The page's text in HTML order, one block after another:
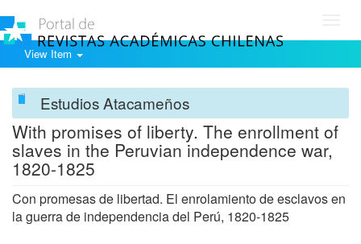
View Item
Estudios Atacameños
With promises of liberty. The enrollment of
slaves in the Peruvian independence war,
1820-1825
Con promesas de libertad. El enrolamiento de esclavos en
la guerra de independencia del Perú, 1820-1825